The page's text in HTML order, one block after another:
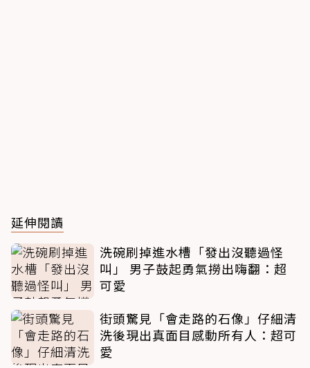
延伸閱讀
洗碗刷掉進水槽「發出沒聽過怪
叫」 男子鼓起勇氣撈出嗨翻：超
可愛
街頭驚見「會走路的石像」仔細清
洗後現出真面目感動所有人：超可
愛